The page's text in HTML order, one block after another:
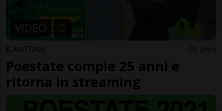
VIDEO
CANTONE 5 anni
Poestate compie 25 anni e
ritorna in streaming